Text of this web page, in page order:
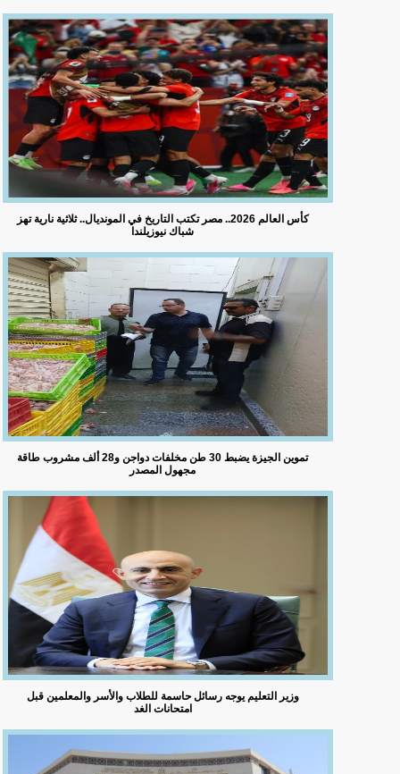
كأس العالم 2026.. مصر تكتب التاريخ في المونديال.. ثلاثية نارية تهز
شباك نيوزيلندا
تموين الجيزة يضبط 30 طن مخلفات دواجن و28 ألف مشروب طاقة
مجهول المصدر
وزير التعليم يوجه رسائل حاسمة للطلاب والأسر والمعلمين قبل
امتحانات الغد